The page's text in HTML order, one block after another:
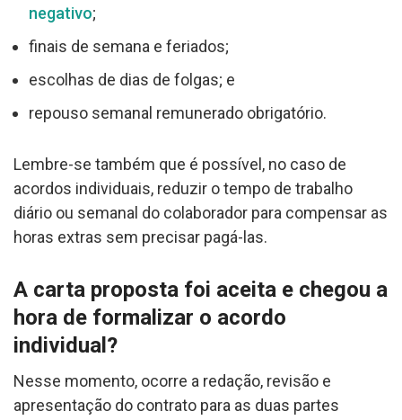
negativo;
finais de semana e feriados;
escolhas de dias de folgas; e
repouso semanal remunerado obrigatório.
Lembre-se também que é possível, no caso de
acordos individuais, reduzir o tempo de trabalho
diário ou semanal do colaborador para compensar as
horas extras sem precisar pagá-las.
A carta proposta foi aceita e chegou a
hora de formalizar o acordo
individual?
Nesse momento, ocorre a redação, revisão e
apresentação do contrato para as duas partes